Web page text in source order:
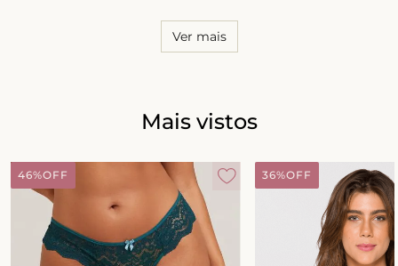
Ver mais
Mais vistos
46%OFF 36%OFF